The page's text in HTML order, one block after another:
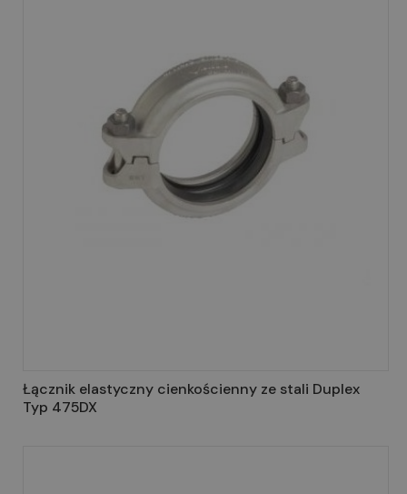
Łącznik elastyczny cienkościenny ze stali Duplex
Typ 475DX